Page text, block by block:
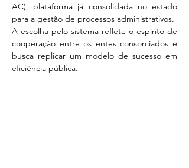
AC), plataforma já consolidada no estado
para a gestão de processos administrativos.
A escolha pelo sistema reflete o espírito de
cooperação entre os entes consorciados e
busca replicar um modelo de sucesso em
eficiência pública.